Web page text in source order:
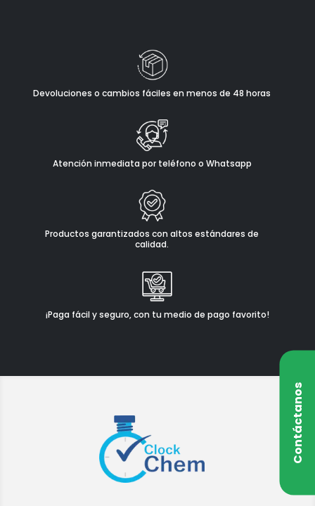
Devoluciones o cambios fáciles en menos de 48 horas
Atención inmediata por teléfono o Whatsapp
Productos garantizados con altos estándares de
calidad.
¡Paga fácil y seguro, con tu medio de pago favorito!
Contáctanos